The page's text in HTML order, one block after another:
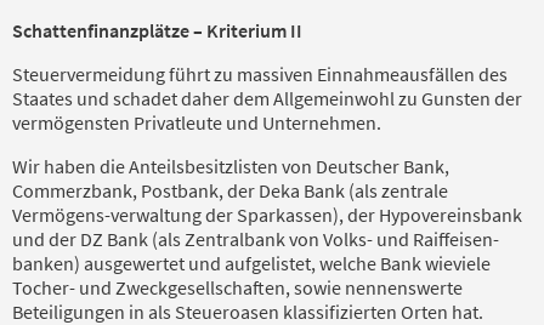
Schattenfinanzplätze – Kriterium II
Steuervermeidung führt zu massiven Einnahmeausfällen des
Staates und schadet daher dem Allgemeinwohl zu Gunsten der
vermögensten Privatleute und Unternehmen.
Wir haben die Anteilsbesitzlisten von Deutscher Bank,
Commerzbank, Postbank, der Deka Bank (als zentrale
Vermögens-verwaltung der Sparkassen), der Hypovereinsbank
und der DZ Bank (als Zentralbank von Volks- und Raiffeisen-
banken) ausgewertet und aufgelistet, welche Bank wieviele
Tocher- und Zweckgesellschaften, sowie nennenswerte
Beteiligungen in als Steueroasen klassifizierten Orten hat.